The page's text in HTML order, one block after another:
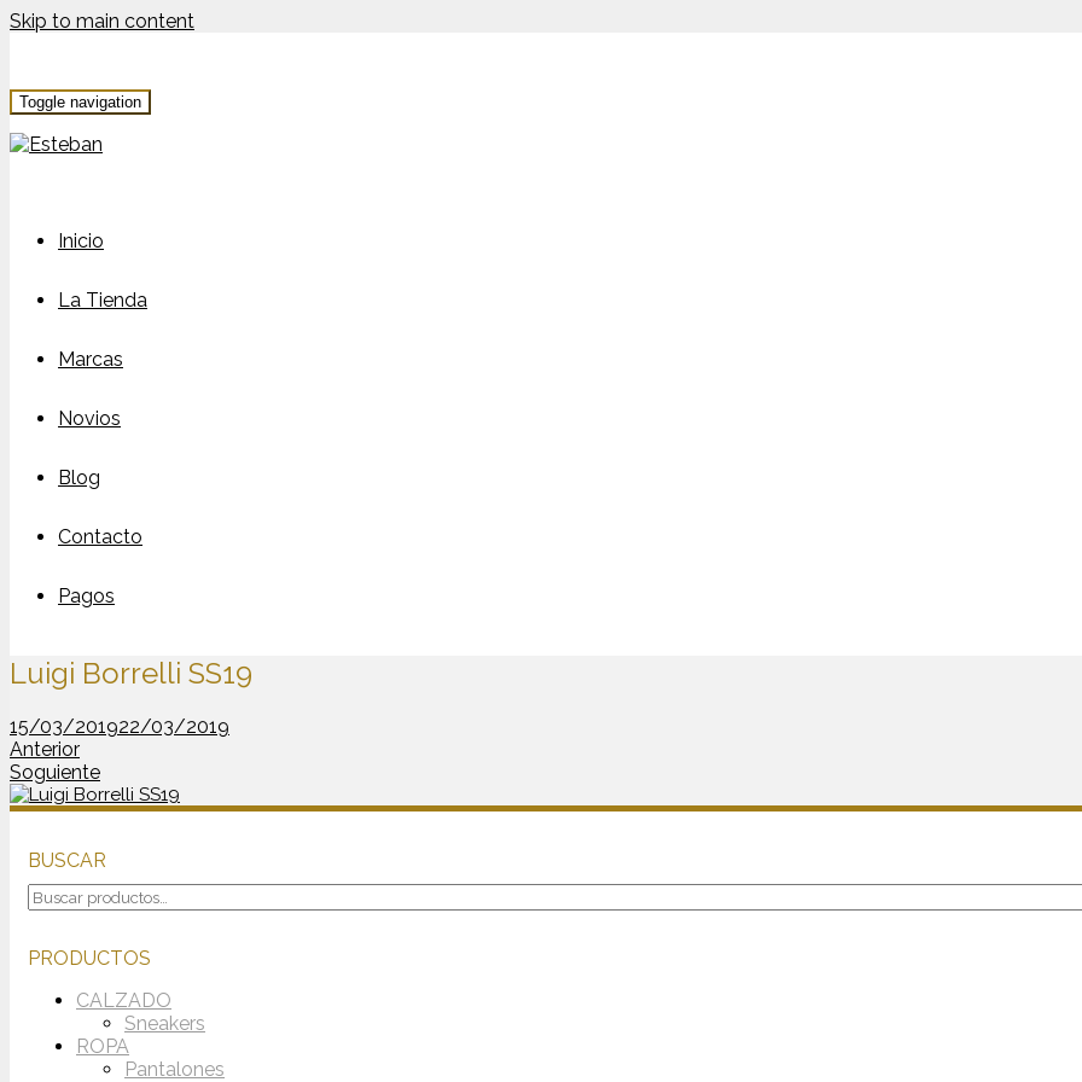
Skip to main content
Toggle navigation
Inicio
La Tienda
Marcas
Novios
Blog
Contacto
Pagos
Luigi Borrelli SS19
15/03/201922/03/2019
Anterior
Soguiente
BUSCAR
Buscar
por:
PRODUCTOS
CALZADO
Sneakers
ROPA
Pantalones